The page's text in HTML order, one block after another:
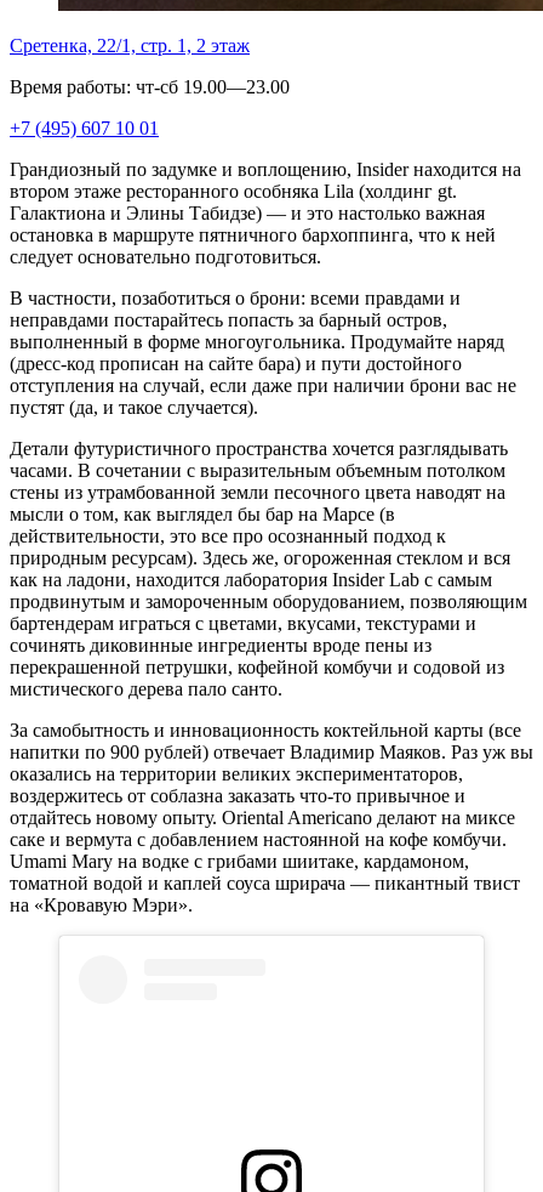
Сретенка, 22/1, стр. 1, 2 этаж
Время работы: чт-сб 19.00—23.00
+7 (495) 607 10 01
Грандиозный по задумке и воплощению, Insider находится на
втором этаже ресторанного особняка Lila (холдинг gt.
Галактиона и Элины Табидзе) — и это настолько важная
остановка в маршруте пятничного бархоппинга, что к ней
следует основательно подготовиться.
В частности, позаботиться о брони: всеми правдами и
неправдами постарайтесь попасть за барный остров,
выполненный в форме многоугольника. Продумайте наряд
(дресс-код прописан на сайте бара) и пути достойного
отступления на случай, если даже при наличии брони вас не
пустят (да, и такое случается).
Детали футуристичного пространства хочется разглядывать
часами. В сочетании с выразительным объемным потолком
стены из утрамбованной земли песочного цвета наводят на
мысли о том, как выглядел бы бар на Марсе (в
действительности, это все про осознанный подход к
природным ресурсам). Здесь же, огороженная стеклом и вся
как на ладони, находится лаборатория Insider Lab с самым
продвинутым и замороченным оборудованием, позволяющим
бартендерам играться с цветами, вкусами, текстурами и
сочинять диковинные ингредиенты вроде пены из
перекрашенной петрушки, кофейной комбучи и содовой из
мистического дерева пало санто.
За самобытность и инновационность коктейльной карты (все
напитки по 900 рублей) отвечает Владимир Маяков. Раз уж вы
оказались на территории великих экспериментаторов,
воздержитесь от соблазна заказать что-то привычное и
отдайтесь новому опыту. Oriental Americano делают на миксе
саке и вермута с добавлением настоянной на кофе комбучи.
Umami Mary на водке с грибами шиитаке, кардамоном,
томатной водой и каплей соуса шрирача — пикантный твист
на «Кровавую Мэри».